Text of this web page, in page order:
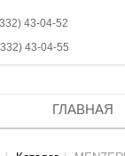
43-04-52
43-04-55
ГЛАВНАЯ